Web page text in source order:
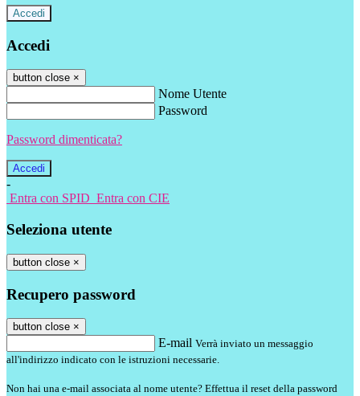
Accedi
Accedi
button close ×
Nome Utente
Password
Password dimenticata?
-
Entra con SPID Entra con CIE
Seleziona utente
button close ×
Recupero password
button close ×
E-mail Verrà inviato un messaggio
all'indirizzo indicato con le istruzioni necessarie.
Non hai una e-mail associata al nome utente? Effettua il reset della password